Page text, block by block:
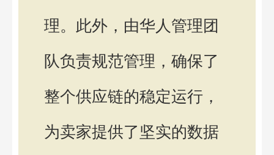
理。此外，由华人管理团
队负责规范管理，确保了
整个供应链的稳定运行，
为卖家提供了坚实的数据